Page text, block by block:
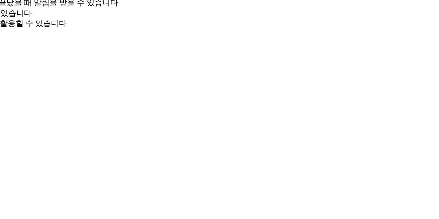
났을 때 알림을 받을 수 있습니다
습니다
용할 수 있습니다